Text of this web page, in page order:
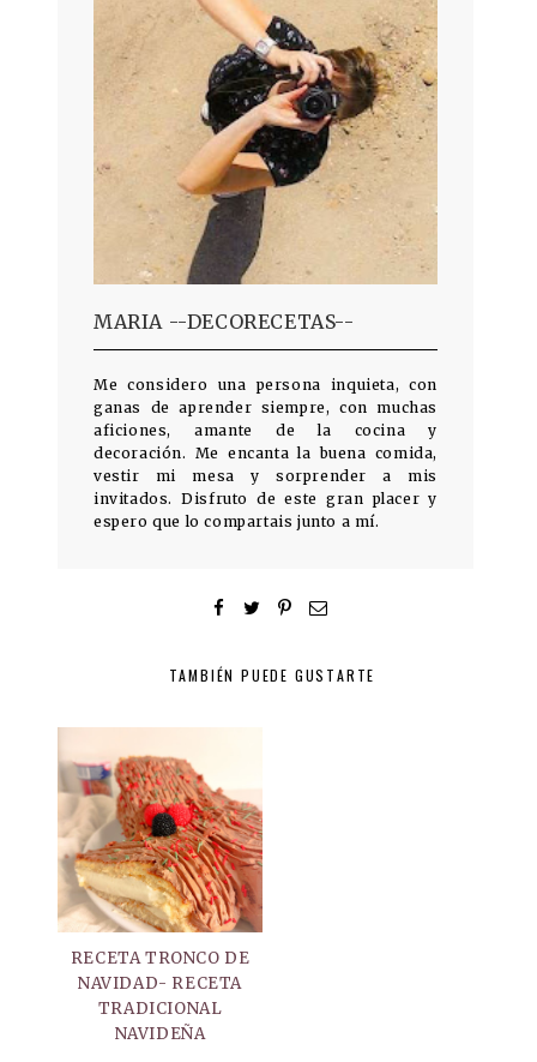
MARIA --DECORECETAS--
Me considero una persona inquieta, con
ganas de aprender siempre, con muchas
aficiones, amante de la cocina y
decoración. Me encanta la buena comida,
vestir mi mesa y sorprender a mis
invitados. Disfruto de este gran placer y
espero que lo compartais junto a mí.
TAMBIÉN PUEDE GUSTARTE
RECETA TRONCO DE
NAVIDAD- RECETA
TRADICIONAL
NAVIDEÑA